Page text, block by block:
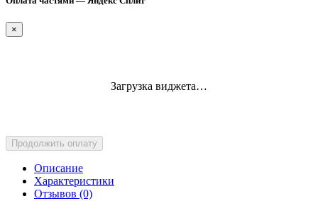
×
Загрузка виджета…
Продолжить оплату
Описание
Характеристики
Отзывов (0)